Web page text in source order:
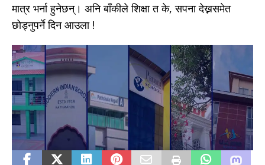
मात्र भर्ना हुनेछन्। अनि बाँकीले शिक्षा त के, सपना देख्नसमेत
छोड्नुपर्ने दिन आउला !